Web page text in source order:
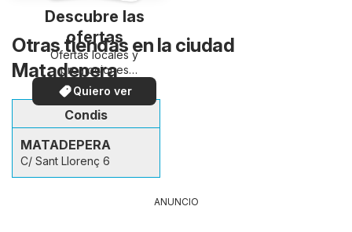
Descubre las
ofertas
Ofertas locales y
promociones
especiales.
Quiero ver
Otras tiendas en la ciudad
Matadepera
Condis
MATADEPERA
C/ Sant Llorenç 6
ANUNCIO